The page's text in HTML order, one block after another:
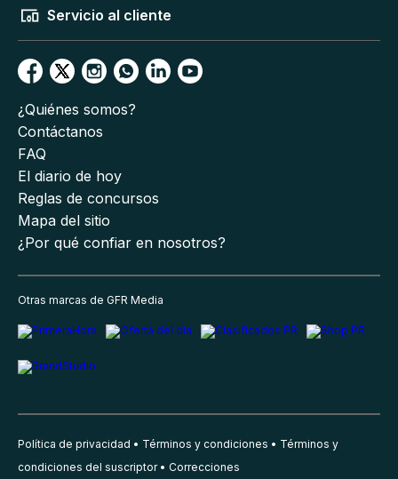
Servicio al cliente
¿Quiénes somos?
Contáctanos
FAQ
El diario de hoy
Reglas de concursos
Mapa del sitio
¿Por qué confiar en nosotros?
Otras marcas de GFR Media
Política de privacidad Términos y condiciones
Términos y
condiciones del suscriptor
Correcciones